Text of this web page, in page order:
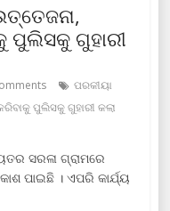
ପୁଲିସକୁ ଗୁହାରୀ
ପରକୀୟା
ପୁଲିସକୁ ଗୁହାରୀ କଲା
ସରଳା ଗ୍ରାମରେ
ପାଇଛି । ଏପରି କାର୍ଯ୍ୟ